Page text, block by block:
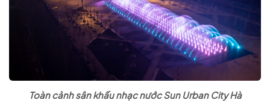
Toàn cảnh sân khấu nhạc nước Sun Urban City Hà